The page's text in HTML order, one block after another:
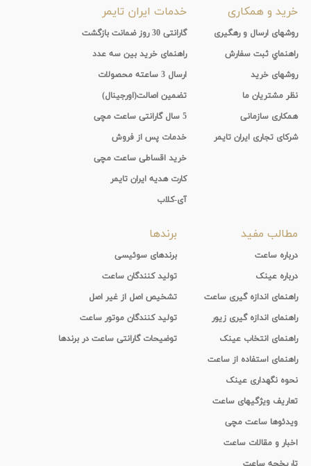
خرید و همکاری
روشهای ارسال و رهگیری
راهنماي ثبت سفارش
روشهای خرید
نظر مشتریان ما
همکاری سازمانی
شرکای تجاری ایران تایمر
خدمات ایران تایمر
گارانتی 30 روز ضمانت بازگشت
راهنمای خرید بین سه عدد
ارسال 3 ساعته محصولات
تضمین اصالت(اورجینال)
5 سال گارانتی ساعت مچی
خدمات پس از فروش
خرید اقساطی ساعت مچی
کارت هدیه ایران تایمر
آی-کلاب
مطالب مفید
درباره ساعت
درباره عینک
راهنمای اندازه گیری ساعت
راهنمای اندازه گیری زیور
راهنمای انتخاب عینک
راهنمای استفاده از ساعت
نحوه نگهداری عینک
تعاریف ویژگیهای ساعت
ویدئوها ساعت مچی
اخبار و مقالات ساعت
برندها
برندهای سوئیسی
تولید کنندگان ساعت
تشخیص اصل از غیر اصل
تولید کنندگان موتور ساعت
توضیحات گارانتی ساعت در برندها